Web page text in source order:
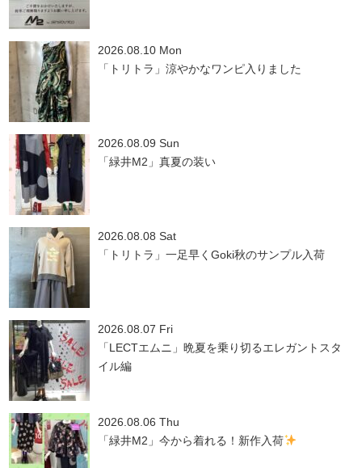
2026.08.10 Mon
「トリトラ」涼やかなワンピ入りました
2026.08.09 Sun
「緑井M2」真夏の装い
2026.08.08 Sat
「トリトラ」一足早くGoki秋のサンプル入荷
2026.08.07 Fri
「LECTエムニ」晩夏を乗り切るエレガントスタ
イル編
2026.08.06 Thu
「緑井M2」今から着れる！新作入荷